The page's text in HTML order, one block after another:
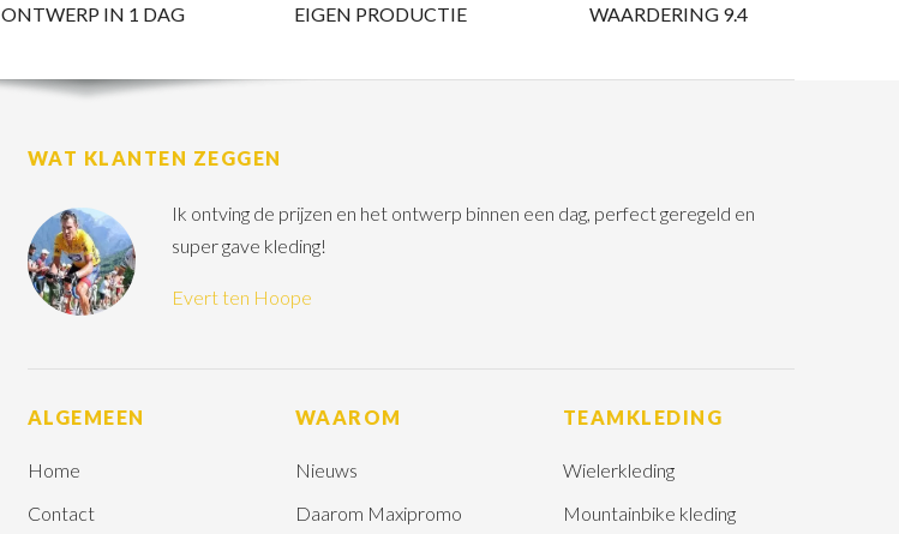
ONTWERP IN 1 DAG EIGEN PRODUCTIE WAARDERING 9.4
WAT KLANTEN ZEGGEN
Ik ontving de prijzen en het ontwerp binnen een dag, perfect geregeld en
super gave kleding!
Evert ten Hoope
ALGEMEEN
Home
Contact
WAAROM
Nieuws
Daarom Maxipromo
TEAMKLEDING
Wielerkleding
Mountainbike kleding